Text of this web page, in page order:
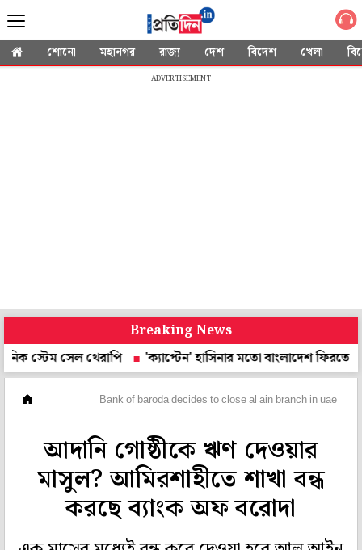
শোনো মহানগর রাজ্য দেশ বিদেশ খেলা
ADVERTISEMENT
Breaking News
সেল থেরাপি
'ক্যাপ্টেন' হাসিনার মতো বাংলাদেশ ফিরতে চান
Bank of baroda decides to close al ain branch in uae
আদানি গোষ্ঠীকে ঋণ দেওয়ার
মাসুল? আমিরশাহীতে শাখা বন্ধ
করছে ব্যাংক অফ বরোদা